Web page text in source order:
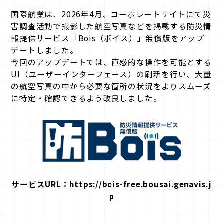
国際航業は、2026年4月、コーポレートサイトにて災
害調査活動で撮影した航空写真などを掲載する防災情
報提供サービス「Bois（ボイス）」無償版をアップ
デートしました。
今回のアップデートでは、直感的な操作を可能とする
UI（ユーザーインターフェース）の刷新を行い、大量
の航空写真の中から必要な箇所の状況をよりスムーズ
に特定・確認できるよう改良しました。
サービスURL： https://bois-free.bousai.genavis.j
p